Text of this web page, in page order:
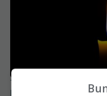
Tragedie în lumea
Baresi, legenda lui AC
31 iul 2026, 09:52